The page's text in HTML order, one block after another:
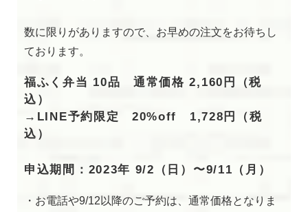
数に限りがありますので、お早めの注文をお待ちし
ております。
福ふく弁当 10品 通常価格 2,160円（税
込）
→LINE予約限定 20%off 1,728円（税
込）
申込期間：2023年 9/2（日）〜9/11（月）
・お電話や9/12以降のご予約は、通常価格となりま